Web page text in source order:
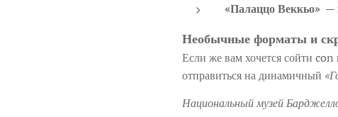
«Палаццо Веккьо» —
Необычные форматы и
Если же вам хочется сойти
отправиться на динамичный
Национальный музей